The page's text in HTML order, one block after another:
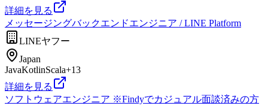
詳細を見る
メッセージングバックエンドエンジニア / LINE Platform
LINEヤフー
Japan
JavaKotlinScala+13
詳細を見る
ソフトウェアエンジニア ※Findyでカジュアル面談済みの方